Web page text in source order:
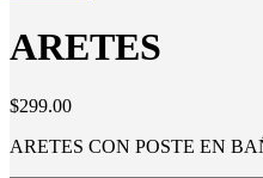
ARETES
$299.00
ARETES CON POSTE EN